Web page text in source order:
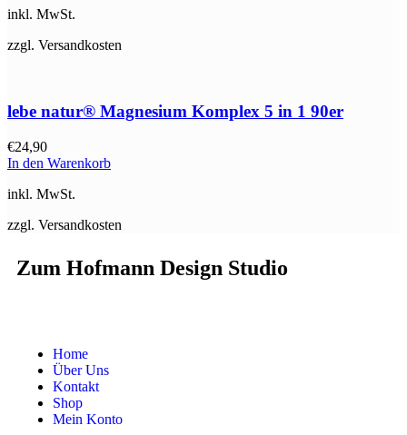
inkl. MwSt.
zzgl. Versandkosten
lebe natur® Magnesium Komplex 5 in 1 90er
€24,90
In den Warenkorb
inkl. MwSt.
zzgl. Versandkosten
Zum Hofmann Design Studio
Home
Über Uns
Kontakt
Shop
Mein Konto